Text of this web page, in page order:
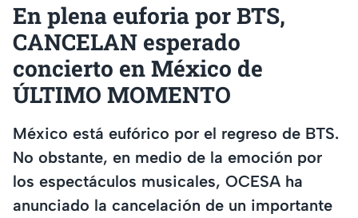
En plena euforia por BTS,
CANCELAN esperado
concierto en México de
ÚLTIMO MOMENTO
México está eufórico por el regreso de BTS.
No obstante, en medio de la emoción por
los espectáculos musicales, OCESA ha
anunciado la cancelación de un importante